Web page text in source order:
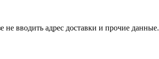
не вводить адрес доставки и прочие данные.